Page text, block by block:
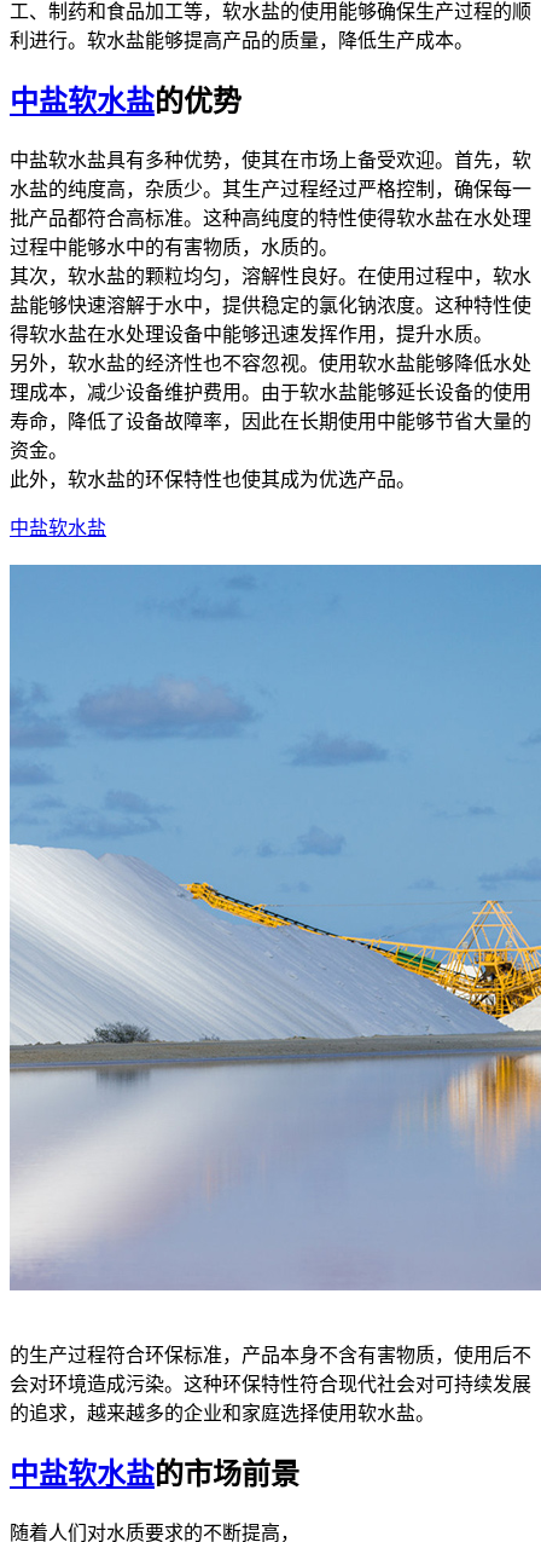
工、制药和食品加工等，软水盐的使用能够确保生产过程的顺
利进行。软水盐能够提高产品的质量，降低生产成本。
中盐软水盐的优势
中盐软水盐具有多种优势，使其在市场上备受欢迎。首先，软
水盐的纯度高，杂质少。其生产过程经过严格控制，确保每一
批产品都符合高标准。这种高纯度的特性使得软水盐在水处理
过程中能够水中的有害物质，水质的。
其次，软水盐的颗粒均匀，溶解性良好。在使用过程中，软水
盐能够快速溶解于水中，提供稳定的氯化钠浓度。这种特性使
得软水盐在水处理设备中能够迅速发挥作用，提升水质。
另外，软水盐的经济性也不容忽视。使用软水盐能够降低水处
理成本，减少设备维护费用。由于软水盐能够延长设备的使用
寿命，降低了设备故障率，因此在长期使用中能够节省大量的
资金。
此外，软水盐的环保特性也使其成为优选产品。
中盐软水盐
的生产过程符合环保标准，产品本身不含有害物质，使用后不
会对环境造成污染。这种环保特性符合现代社会对可持续发展
的追求，越来越多的企业和家庭选择使用软水盐。
中盐软水盐的市场前景
随着人们对水质要求的不断提高，